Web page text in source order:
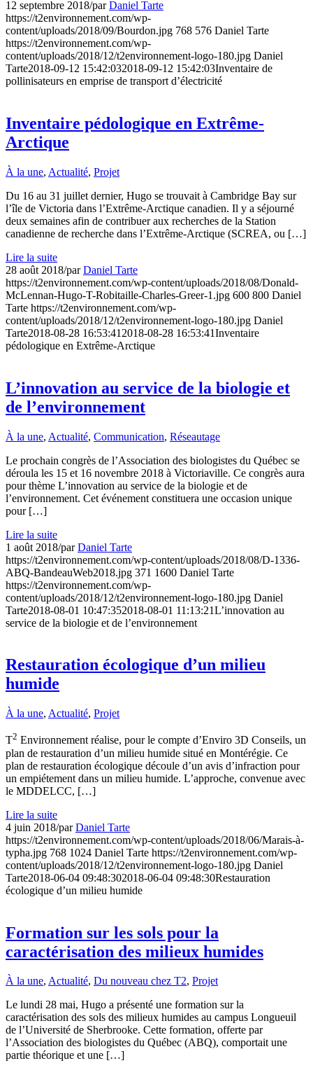
12 septembre 2018/parDaniel Tarte
https://t2environnement.com/wp-
content/uploads/2018/09/Bourdon.jpg 768 576 Daniel Tarte
https://t2environnement.com/wp-
content/uploads/2018/12/t2environnement-logo-180.jpg Daniel
Tarte2018-09-12 15:42:032018-09-12 15:42:03Inventaire de
pollinisateurs en emprise de transport d’électricité
Inventaire pédologique en Extrême-
Arctique
À la une, Actualité, Projet
Du 16 au 31 juillet dernier, Hugo se trouvait à Cambridge Bay sur
l’île de Victoria dans l’Extrême-Arctique canadien. Il y a séjourné
deux semaines afin de contribuer aux recherches de la Station
canadienne de recherche dans l’Extrême-Arctique (SCREA, ou […]
Lire la suite
28 août 2018/parDaniel Tarte
https://t2environnement.com/wp-content/uploads/2018/08/Donald-
McLennan-Hugo-T-Robitaille-Charles-Greer-1.jpg 600 800 Daniel
Tarte https://t2environnement.com/wp-
content/uploads/2018/12/t2environnement-logo-180.jpg Daniel
Tarte2018-08-28 16:53:41 2018-08-28 16:53:41Inventaire
pédologique en Extrême-Arctique
L’innovation au service de la biologie et
de l’environnement
À la une, Actualité, Communication, Réseautage
Le prochain congrès de l’Association des biologistes du Québec se
déroula les 15 et 16 novembre 2018 à Victoriaville. Ce congrès aura
pour thème L’innovation au service de la biologie et de
l’environnement. Cet événement constituera une occasion unique
pour […]
Lire la suite
1 août 2018/parDaniel Tarte
https://t2environnement.com/wp-content/uploads/2018/08/D-1336-
ABQ-BandeauWeb2018.jpg 371 1600 Daniel Tarte
https://t2environnement.com/wp-
content/uploads/2018/12/t2environnement-logo-180.jpg Daniel
Tarte2018-08-01 10:47:352018-08-01 11:13:21L’innovation au
service de la biologie et de l’environnement
Restauration écologique d’un milieu
humide
À la une, Actualité, Projet
T2 Environnement réalise, pour le compte d’Enviro 3D Conseils, un
plan de restauration d’un milieu humide situé en Montérégie. Ce
plan de restauration écologique découle d’un avis d’infraction pour
un empiétement dans un milieu humide. L’approche, convenue avec
le MDDELCC, […]
Lire la suite
4 juin 2018/parDaniel Tarte
https://t2environnement.com/wp-content/uploads/2018/06/Marais-à-
typha.jpg 768 1024 Daniel Tarte https://t2environnement.com/wp-
content/uploads/2018/12/t2environnement-logo-180.jpg Daniel
Tarte2018-06-04 09:48:302018-06-04 09:48:30Restauration
écologique d’un milieu humide
Formation sur les sols pour la
caractérisation des milieux humides
À la une, Actualité, Du nouveau chez T2, Projet
Le lundi 28 mai, Hugo a présenté une formation sur la
caractérisation des sols des milieux humides au campus Longueuil
de l’Université de Sherbrooke. Cette formation, offerte par
l’Association des biologistes du Québec (ABQ), comportait une
partie théorique et une […]